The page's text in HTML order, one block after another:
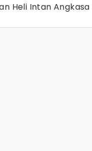
Heli Intan Angkasa